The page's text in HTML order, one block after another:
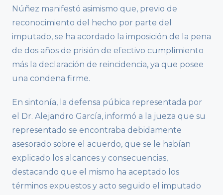
Núñez manifestó asimismo que, previo de
reconocimiento del hecho por parte del
imputado, se ha acordado la imposición de la pena
de dos años de prisión de efectivo cumplimiento
más la declaración de reincidencia, ya que posee
una condena firme.
En sintonía, la defensa púbica representada por
el Dr. Alejandro García, informó a la jueza que su
representado se encontraba debidamente
asesorado sobre el acuerdo, que se le habían
explicado los alcances y consecuencias,
destacando que el mismo ha aceptado los
términos expuestos y acto seguido el imputado